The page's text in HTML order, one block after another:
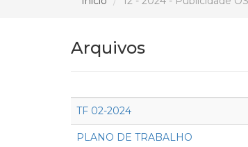
Arquivos
TF 02-2024
PLANO DE TRABALHO